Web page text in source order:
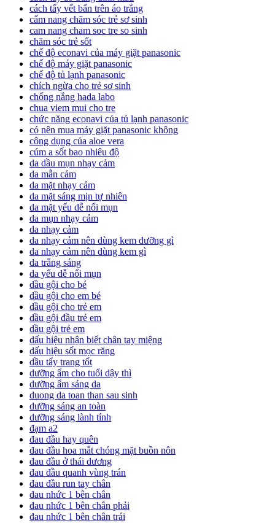
cách tẩy vết bẩn trên áo trắng
cẩm nang chăm sóc trẻ sơ sinh
cam nang cham soc tre so sinh
chăm sóc trẻ sốt
chế độ econavi của máy giặt panasonic
chế độ máy giặt panasonic
chế độ tủ lạnh panasonic
chích ngừa cho trẻ sơ sinh
chống nắng hada labo
chua viem mui cho tre
chức năng econavi của tủ lạnh panasonic
có nên mua máy giặt panasonic không
công dụng của aloe vera
cúm a sốt bao nhiêu độ
da dầu mụn nhạy cảm
da mẫn cảm
da mặt nhạy cảm
da mặt sáng mịn tự nhiên
da mặt yếu dễ nổi mụn
da mụn nhạy cảm
da nhạy cảm
da nhạy cảm nên dùng kem dưỡng gì
da nhạy cảm nên dùng kem gì
da trắng sáng
da yếu dễ nổi mụn
dầu gội cho bé
dầu gội cho em bé
dầu gội cho trẻ em
dầu gội đầu trẻ em
dầu gội trẻ em
dấu hiệu nhận biết chân tay miệng
dấu hiệu sốt mọc răng
dầu tẩy trang tốt
dưỡng ẩm cho tuổi dậy thì
dưỡng ẩm sáng da
duong da toan than sau sinh
dưỡng sáng an toàn
dưỡng sáng lành tính
đạm a2
đau đầu hay quên
đau đầu hoa mắt chóng mặt buồn nôn
đau đầu ở thái dương
đau đầu quanh vùng trán
đau đầu run tay chân
đau nhức 1 bên chân
đau nhức 1 bên chân phải
đau nhức 1 bên chân trái